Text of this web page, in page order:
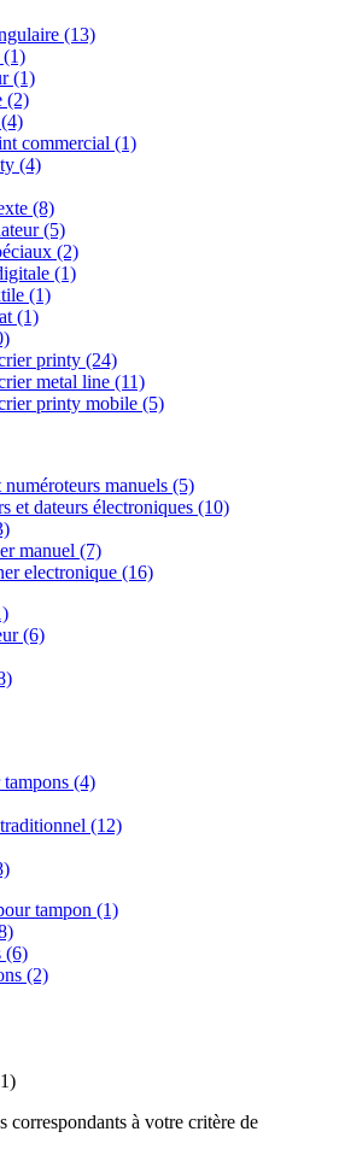
(13)
(1)
(1)
(2)
(4)
commercial (1)
(4)
(8)
(5)
(2)
(1)
(1)
(1)
printy (24)
metal line (11)
printy mobile (5)
manuels (5)
et dateurs électroniques (10)
manuel (7)
electronique (16)
(6)
(4)
(12)
tampon (1)
(6)
(2)
correspondants à votre critère de